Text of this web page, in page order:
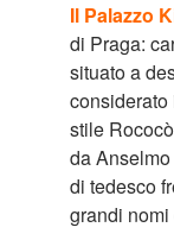
Il Palazzo
di Praga:
situato a
stile
da
di tedesco
grandi